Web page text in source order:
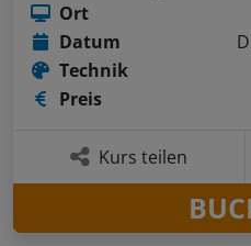
Ort
Datum
Technik
Preis
Kurs teilen